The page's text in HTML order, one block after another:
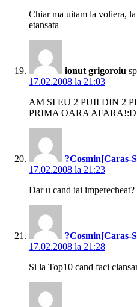
Chiar ma uitam la voliera,
etansata
ionut grigoroiu
17.02.2008 la 21:03
AM SI EU 2 PUII DIN 2
PRIMA OARA
?Cosmin[Caras-
17.02.2008 la 21:23
Dar u cand iai imperecheat?
?Cosmin[Caras-
17.02.2008 la 21:28
Si la Top10 cand faci